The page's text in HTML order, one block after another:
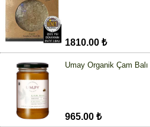
1810.00 ₺
Umay Organik Çam
965.00 ₺